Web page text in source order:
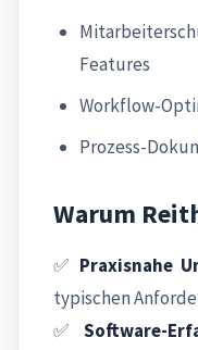
Features
Workflow-
Prozess-
Warum
✅ Praxisnahe
typischen
✅ Software-